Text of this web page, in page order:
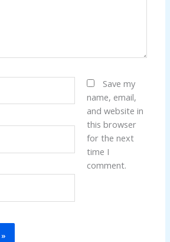
Save my
name, email,
and website in
this browser
for the next
time I
comment.